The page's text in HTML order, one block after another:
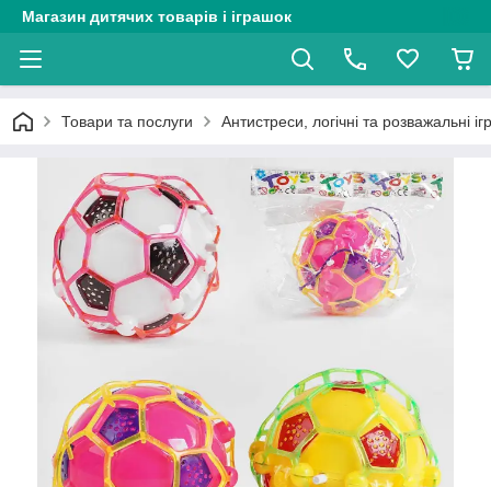
Магазин дитячих товарів і іграшок
Товари та послуги Антистреси, логічні та розважальні